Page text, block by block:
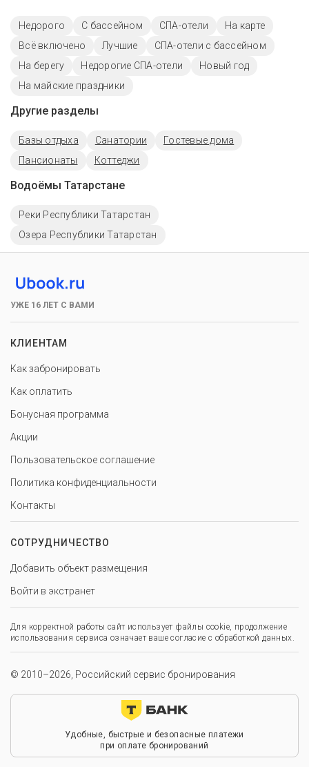
Недорого C бассейном СПА-отели
На карте
Всё включено
Лучшие
СПА-отели с бассейном
На берегу
Недорогие СПА-отели
Новый год
На майские праздники
Другие разделы
Базы отдыха Санатории
Гостевые дома
Пансионаты
Коттеджи
Водоёмы Татарстане
Реки Республики Татарстан
Озера Республики Татарстан
УЖЕ 16 ЛЕТ С ВАМИ
КЛИЕНТАМ
Как забронировать
Как оплатить
Бонусная программа
Акции
Пользовательское соглашение
Политика конфиденциальности
Контакты
СОТРУДНИЧЕСТВО
Добавить объект размещения
Войти в экстранет
Для корректной работы сайт использует файлы cookie, продолжение
использования сервиса означает ваше согласие с обработкой данных.
© 2010–2026, Российский сервис бронирования
Удобные, быстрые и безопасные платежи
при оплате бронирований